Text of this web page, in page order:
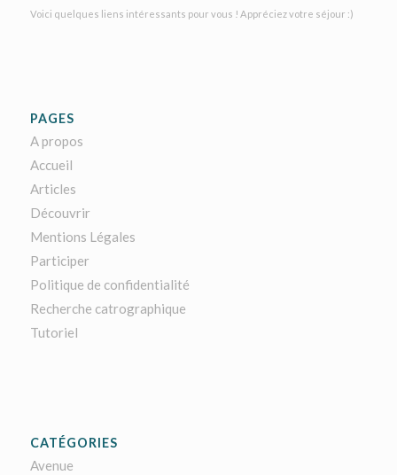
Voici quelques liens intéressants pour vous ! Appréciez votre séjour :)
PAGES
A propos
Accueil
Articles
Découvrir
Mentions Légales
Participer
Politique de confidentialité
Recherche catrographique
Tutoriel
CATÉGORIES
Avenue